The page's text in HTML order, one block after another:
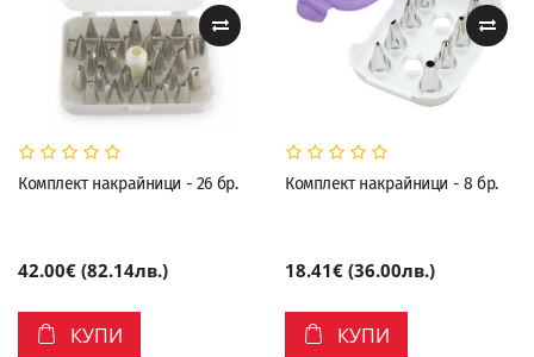
Комплект накрайници - 26 бр.
42.00€ (82.14лв.)
КУПИ
Комплект накрайници - 8 бр.
18.41€ (36.00лв.)
КУПИ